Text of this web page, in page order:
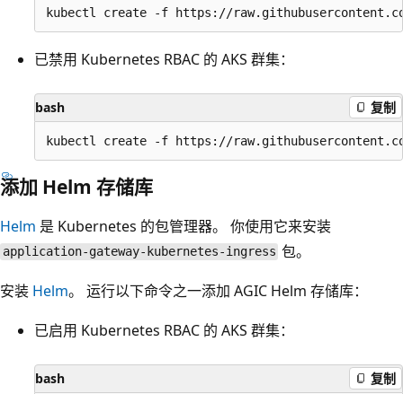
已禁用 Kubernetes RBAC 的 AKS 群集：
bash 复制
添加 Helm 存储库
Helm 是 Kubernetes 的包管理器。 你使用它来安装
application-gateway-kubernetes-ingress 包。
安装 Helm。 运行以下命令之一添加 AGIC Helm 存储库：
已启用 Kubernetes RBAC 的 AKS 群集：
bash 复制